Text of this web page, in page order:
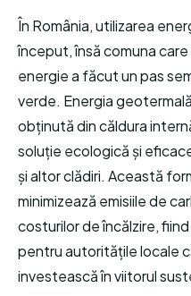
În România, utilizarea
început, însă comuna
energie a făcut un pas
verde. Energia
obținută din căldura
soluție ecologică și
și altor clădiri. Această
minimizează emisiile de
costurilor de încălzire,
pentru autoritățile locale
investească în viitorul